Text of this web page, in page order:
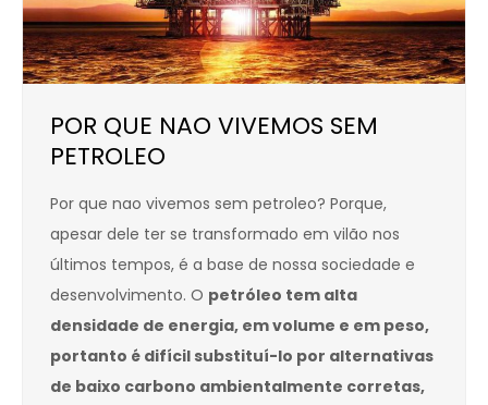
POR QUE NAO VIVEMOS SEM
PETROLEO
Por que nao vivemos sem petroleo? Porque,
apesar dele ter se transformado em vilão nos
últimos tempos, é a base de nossa sociedade e
desenvolvimento. O petróleo tem alta
densidade de energia, em volume e em peso,
portanto é difícil substituí-lo por alternativas
de baixo carbono ambientalmente corretas,